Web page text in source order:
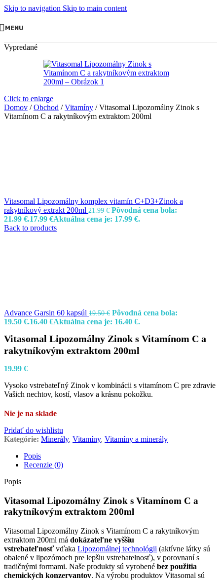
Skip to navigation Skip to main content
MENU
Vypredané
Click to enlarge
Domov /Obchod /Vitamíny /Vitasomal Lipozomálny Zinok s
Vitamínom C a rakytníkovým extraktom 200ml
Vitasomal Lipozomálny komplex vitamín C+D3+Zinok a
rakytníkový extrakt 200ml 21.99€ Pôvodná cena bola:
21.99 €.17.99 €Aktuálna cena je: 17.99 €.
Back to products
Advance Garsin 60 kapsúl 19.50€ Pôvodná cena bola:
19.50 €.16.40 €Aktuálna cena je: 16.40 €.
Vitasomal Lipozomálny Zinok s Vitamínom C a
rakytníkovým extraktom 200ml
19.99 €
Vysoko vstrebateľný Zinok v kombinácii s vitamínom C pre zdravie
Vašich nechtov, kostí, vlasov a krásnu pokožku.
Nie je na sklade
Pridať do wishlistu
Kategórie: Minerály, Vitamíny, Vitamíny a minerály
Popis
Recenzie (0)
Popis
Vitasomal Lipozomálny Zinok s Vitamínom C a
rakytníkovým extraktom 200ml
Vitasomal Lipozomálny Zinok s Vitamínom C a rakytníkovým
extraktom 200ml má dokázateľne vyššiu
vstrebateľnosťvďaka Lipozomálnej technológii (aktívne látky sú
obalené v lipozómoch pre lepšiu vstrebatelnosť), v porovnaní s
tradičnými formami. Naše produkty sú vyrobené bez použitia
chemických konzervantov. Na výrobu produktov Vitasomal sú